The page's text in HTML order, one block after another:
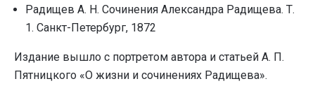
Радищев А. Н. Сочинения Александра Радищева. Т.
1. Санкт-Петербург, 1872
Издание вышло с портретом автора и статьей А. П.
Пятницкого «О жизни и сочинениях Радищева».